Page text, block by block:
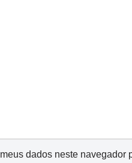
dados neste navegador